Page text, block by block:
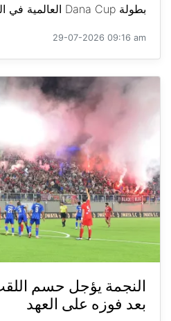
بطولة Dana Cup العالمية في الدنمارك لفئة...
29-07-2026 09:16 am
النجمة يؤجل حسم
بعد فوزه على العهد